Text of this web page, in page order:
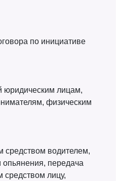
по инициативе
юридическим лицам,
физическим
средством водителем,
передача
средством лицу,